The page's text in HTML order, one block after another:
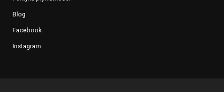
Blog
Facebook
Instagram